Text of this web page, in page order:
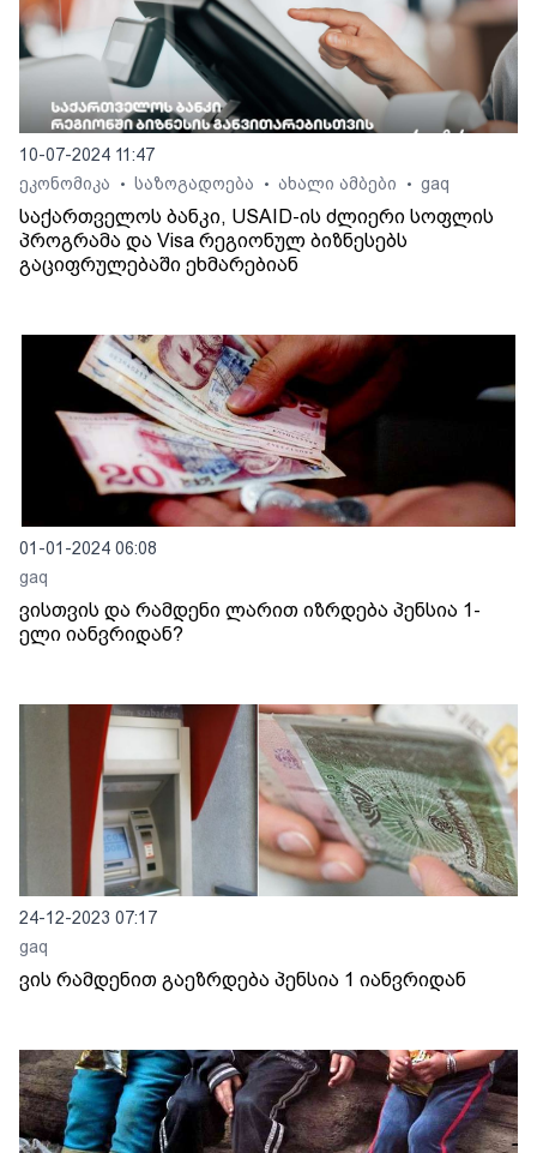
10-07-2024 11:47
ეკონომიკა
• საზოგადოება • ახალი ამბები • gaq
საქართველოს ბანკი, USAID-ის ძლიერი სოფლის
პროგრამა და Visa რეგიონულ ბიზნესებს
გაციფრულებაში ეხმარებიან
01-01-2024 06:08
gaq
ვისთვის და რამდენი ლარით იზრდება პენსია 1-
ელი იანვრიდან?
24-12-2023 07:17
gaq
ვის რამდენით გაეზრდება პენსია 1 იანვრიდან